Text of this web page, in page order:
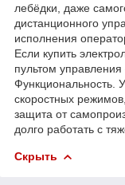
лебёдки, даже
дистанционного
исполнения
Если купить
пультом
Функциональность.
скоростных
защита от
долго работать с
Скрыть